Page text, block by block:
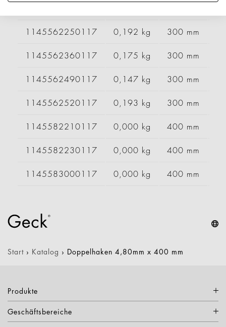
1145562250117 0,192 kg 300 mm
1145562360117 0,175 kg 300 mm
1145562490117 0,147 kg 300 mm
1145562520117 0,193 kg 300 mm
1145582210117 0,000 kg 400 mm
1145582230117 0,000 kg 400 mm
1145583000117 0,000 kg 400 mm
Start › Katalog › Doppelhaken 4,80mm x 400 mm
Produkte
Geschäftsbereiche